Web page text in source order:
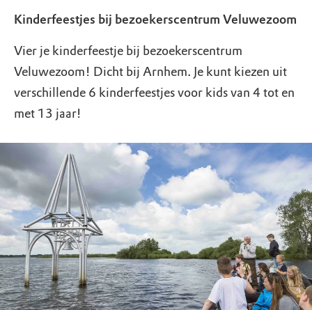
Kinderfeestjes bij bezoekerscentrum Veluwezoom
Vier je kinderfeestje bij bezoekerscentrum
Veluwezoom! Dicht bij Arnhem. Je kunt kiezen uit
verschillende 6 kinderfeestjes voor kids van 4 tot en
met 13 jaar!